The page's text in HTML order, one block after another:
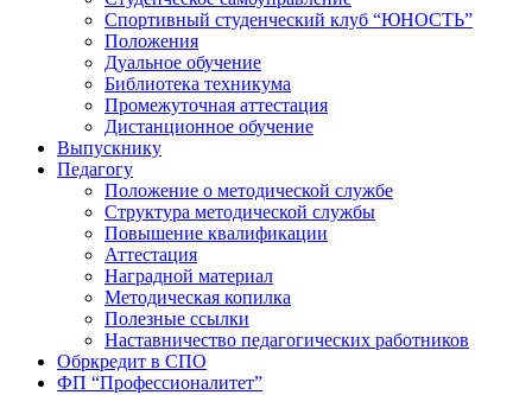
Спортивный студенческий клуб “ЮНОСТЬ”
Положения
Дуальное обучение
Библиотека техникума
Промежуточная аттестация
Дистанционное обучение
Выпускнику
Педагогу
Положение о методической службе
Структура методической службы
Повышение квалификации
Аттестация
Наградной материал
Методическая копилка
Полезные ссылки
Наставничество педагогических работников
Обркредит в СПО
ФП “Профессионалитет”